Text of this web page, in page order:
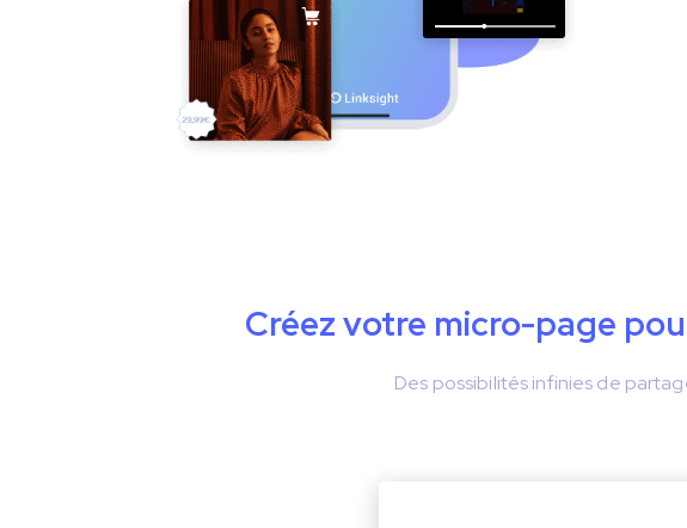
Créez votre micro-page
Des possibilités infinies de